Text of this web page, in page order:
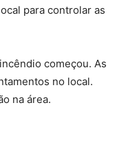
para controlar as
começou. As
no local.
na área.